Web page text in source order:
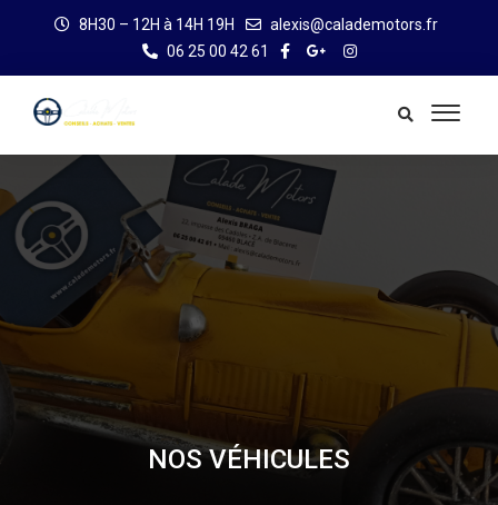
8H30 – 12H à 14H 19H
alexis@calademotors.fr
06 25 00 42 61
NOS VÉHICULES